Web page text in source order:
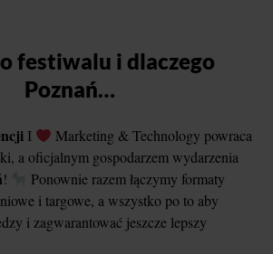
festiwalu i dlaczego
Poznań…
I
Marketing & Technology powraca
a oficjalnym gospodarzem wydarzenia
!
Ponownie razem łączymy formaty
i targowe, a wszystko po to aby
i zagwarantować jeszcze lepszy